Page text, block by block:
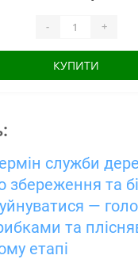
- +
КУПИТИ
служби
збереження та
—
та
етапі